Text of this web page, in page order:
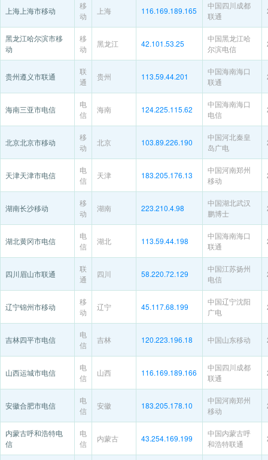
上海上海市移动
移
动
上海 116.169.189.165
中国四川成都
联通
黑龙江哈尔滨市移
动
移
动
黑龙江 42.101.53.25
中国黑龙江哈
尔滨电信
贵州遵义市联通
联
通
贵州 113.59.44.201
中国海南海口
联通
海南三亚市电信
电
信
海南 124.225.115.62
中国海南海口
电信
北京北京市移动
移
动
北京 103.89.226.190
中国河北秦皇
岛广电
天津天津市电信
电
信
天津 183.205.176.13
中国河南郑州
移动
湖南长沙移动
移
动
湖南 223.210.4.98
中国湖北武汉
鹏博士
湖北黄冈市电信
电
信
湖北 113.59.44.198
中国海南海口
联通
四川眉山市联通
联
通
四川 58.220.72.129
中国江苏扬州
电信
辽宁锦州市移动
移
动
辽宁 45.117.68.199
中国辽宁沈阳
广电
吉林四平市电信
电
信
吉林 120.223.196.18 中国山东移动
山西运城市电信
电
信
山西 116.169.189.166
中国四川成都
联通
安徽合肥市电信
电
信
安徽 183.205.178.10
中国河南郑州
移动
内蒙古呼和浩特电
信
电
信
内蒙古 43.254.169.199
中国内蒙古呼
和浩特联通